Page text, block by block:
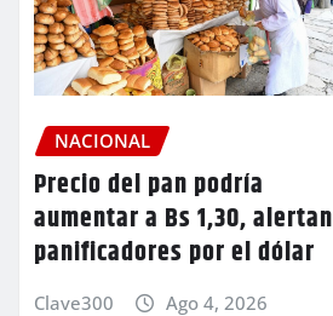
NACIONAL
Precio del pan podría
aumentar a Bs 1,30, alertan
panificadores por el dólar
Clave300 Ago 4, 2026